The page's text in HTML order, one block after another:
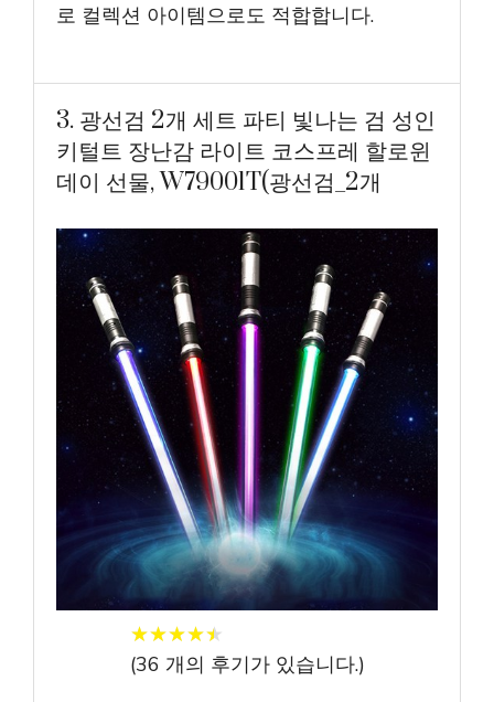
로 컬렉션 아이템으로도 적합합니다.
3. 광선검 2개 세트 파티 빛나는 검 성인
키털트 장난감 라이트 코스프레 할로윈
데이 선물, W79001T(광선검_2개
★★★★★
★★★★★
(36 개의 후기가 있습니다.)